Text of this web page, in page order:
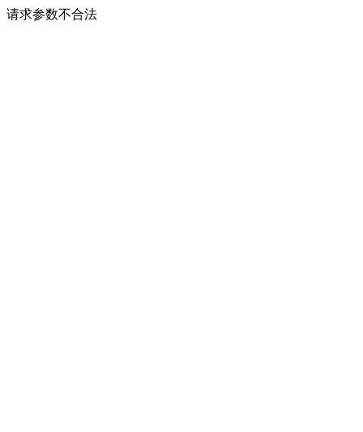
请求参数不合法